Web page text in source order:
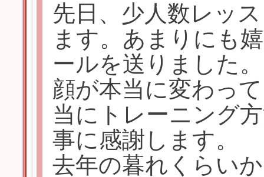
先日、少人数レッ
ます。あまりにも
ールを送りました。
顔が本当に変わっ
当にトレーニング
事に感謝します。
去年の暮れくらい